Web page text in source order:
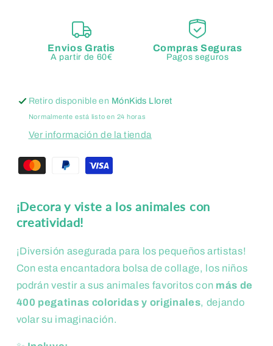
ANIMALES
Envios Gratis
A partir de 60€
Compras Seguras
Pagos seguros
Retiro disponible en MónKids Lloret
Normalmente está listo en 24 horas
Ver información de la tienda
¡Decora y viste a los animales con
creatividad!
¡Diversión asegurada para los pequeños artistas!
Con esta encantadora bolsa de collage, los niños
podrán vestir a sus animales favoritos con más de
400 pegatinas coloridas y originales, dejando
volar su imaginación.